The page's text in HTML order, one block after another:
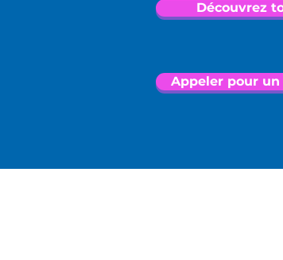
Découvrez
Appeler pour un